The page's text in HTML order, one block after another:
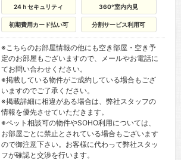
24ｈセキュリティ 360°室内内見
初期費用カード払い可 分割サービス利用可
※こちらのお部屋情報の他にも空き部屋・空き予
定のお部屋もございますので、メールやお電話に
てお問い合わせください。
※掲載している物件がご成約している場合もござ
いますのでご了承ください。
※掲載詳細に相違がある場合は、弊社スタッフの
情報を優先させていただきます。
※ペット相談可の物件やSOHO利用については、
お部屋ごとに禁止とされている場合もございます
ので御注意下さい。お客様に代わって弊社スタッ
フが確認と交渉を行います。